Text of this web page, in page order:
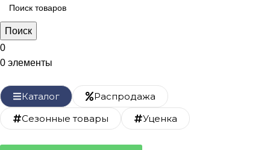
Поиск
0
0 элементы
Каталог
Распродажа
Сезонные товары
Уценка